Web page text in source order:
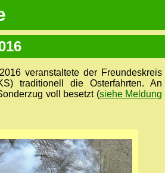
veranstaltete der Freundeskreis
traditionell die Osterfahrten. An
voll besetzt (siehe Meldung